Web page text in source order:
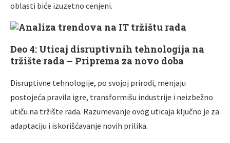
oblasti biće izuzetno cenjeni.
Deo 4: Uticaj disruptivnih tehnologija na
tržište rada – Priprema za novo doba
Disruptivne tehnologije, po svojoj prirodi, menjaju
postojeća pravila igre, transformišu industrije i neizbežno
utiču na tržište rada. Razumevanje ovog uticaja ključno je za
adaptaciju i iskorišćavanje novih prilika.